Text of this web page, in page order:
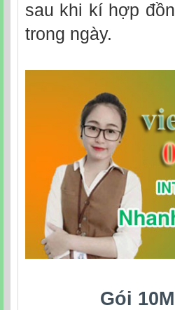
sau khi kí hợp
trong ngày.
Gói